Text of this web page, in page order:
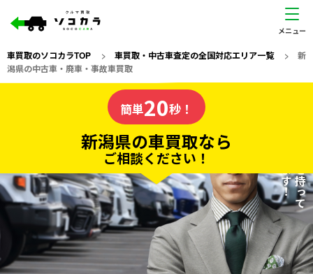
車買取のソコカラTOP > 車買取・中古車査定の全国対応エリア一覧> 新
潟県の中古車・廃車・事故車買取
の車買取なら
ソコカラの
電話か出張か、高い方の査定を提案。
私たちが責任を持って
査定いたします！
簡単20秒！
新潟県の車買取なら
ご相談ください！
20秒で入力完了！